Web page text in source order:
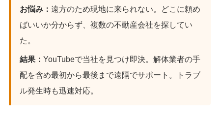
お悩み： 遠方のため現地に来られない。どこに頼め
ばいいか分からず、複数の不動産会社を探してい
た。
結果： YouTubeで当社を見つけ即決。解体業者の手
配を含め最初から最後まで遠隔でサポート。トラブ
ル発生時も迅速対応。